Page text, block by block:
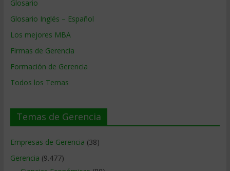
Glosario
Glosario Inglés – Español
Los mejores MBA
Firmas de Gerencia
Formación de Gerencia
Todos los Temas
Temas de Gerencia
Empresas de Gerencia (38)
Gerencia (9.477)